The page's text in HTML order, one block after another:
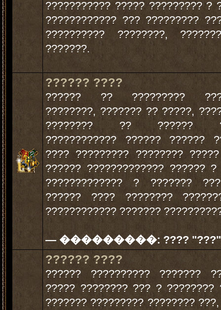
??????????? ????? ????????? ?
???????????? ??? ?????????
?????????? ????????,
???????.
?????? ????
?????? ?? ?????????
????????, ??????? ?? ?????,
???????? ?? ??????
???????????? ?????? ??????
???? ????????? ????????
?????? ????????????? ?????? ?
????????????? ? ???????
?????? ???? ????????
???????????? ???????
— ���������: ???? "???"
?????? ????
?????? ?????????? ???????
????? ???????? ??? ? ????????
??????? ????????? ????????